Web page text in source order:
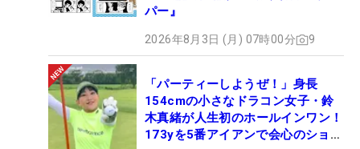
パー』
2026年8月3日 (月) 07時00分 9
「パーティーしようぜ！」身長
154cmの小さなドラコン女子・鈴
木真緒が人生初のホールインワン！
173yを5番アイアンで会心のショッ